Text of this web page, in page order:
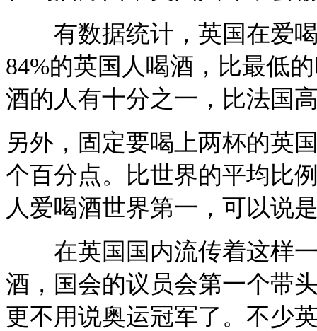
有数据统计，英国在爱喝
84%的英国人喝酒，比最低
酒的人有十分之一，比法国
另外，固定要喝上两杯的英
个百分点。比世界的平均比
人爱喝酒世界第一，可以说
在英国国内流传着这样一
酒，国会的议员会第一个带
更不用说奥运冠军了。不少